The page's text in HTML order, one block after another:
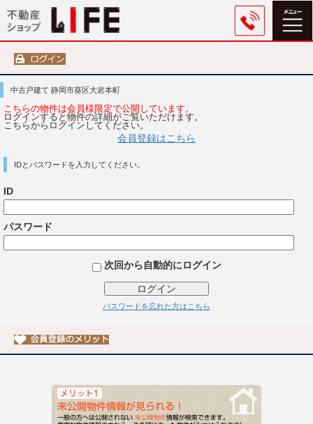
中古戸建て 静岡市葵区大岩本町
こちらの物件は会員様限定で公開しています。
ログインすると物件の詳細がご覧いただけます。
こちらからログインしてください。
会員登録はこちら
IDとパスワードを入力してください。
ID
パスワード
次回から自動的にログイン
ログイン
パスワードを忘れた方はこちら